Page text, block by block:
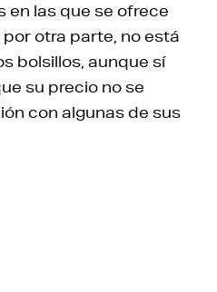
en las que se ofrece
otra parte, no está
bolsillos, aunque sí
su precio no se
con algunas de sus